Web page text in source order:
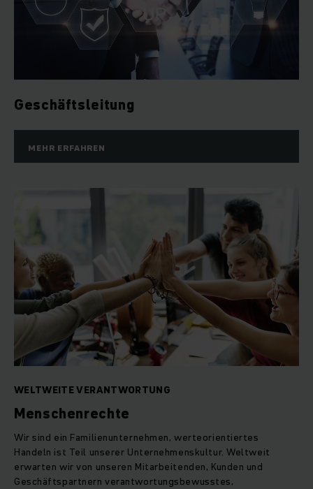
Geschäftsleitung
MEHR ERFAHREN
WELTWEITE VERANTWORTUNG
Menschenrechte
Wir sind ein Familienunternehmen, werteorientiertes
Handeln ist Teil unserer Unternehmenskultur. Weltweit
erwarten wir von unseren Mitarbeitenden, Kunden und
Geschäftspartnern verantwortungsbewusstes,